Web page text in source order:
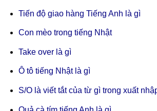
Tiến độ giao hàng Tiếng Anh là gì
Con mèo trong tiếng Nhật
Take over là gì
Ô tô tiếng Nhật là gì
S/O là viết tắt của từ gì trong xuất